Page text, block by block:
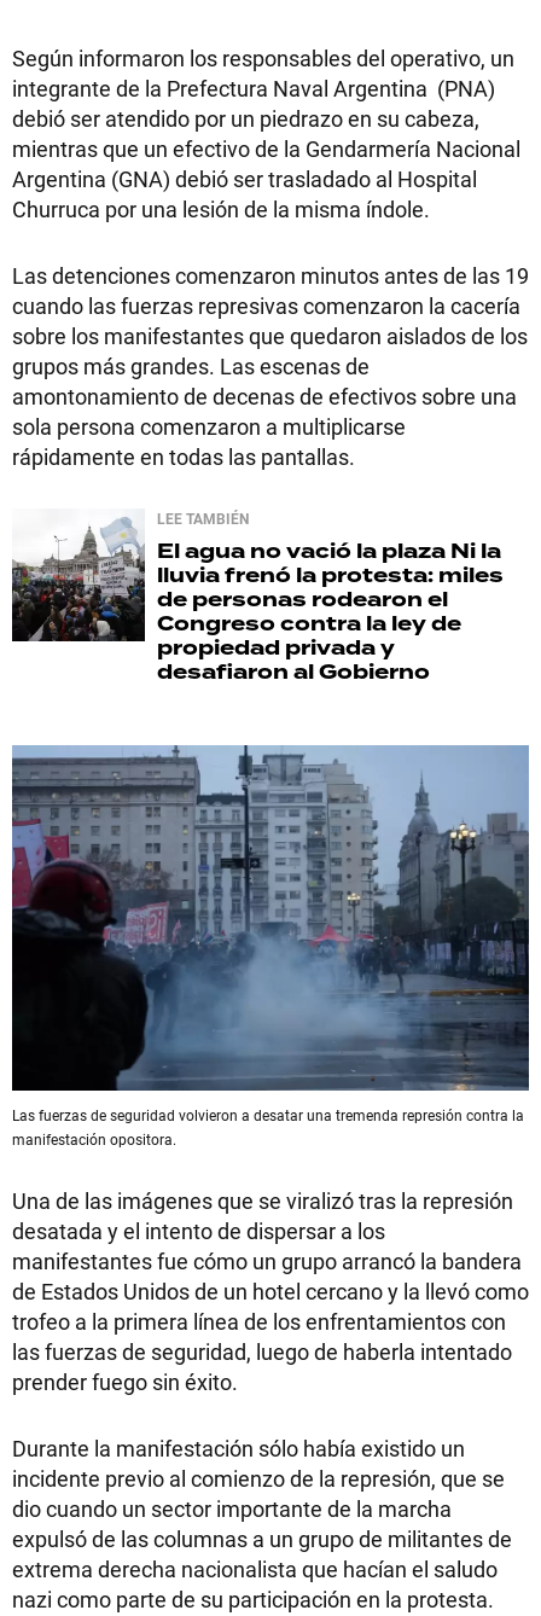
Según informaron los responsables del operativo, un
integrante de la Prefectura Naval Argentina (PNA)
debió ser atendido por un piedrazo en su cabeza,
mientras que un efectivo de la Gendarmería Nacional
Argentina (GNA) debió ser trasladado al Hospital
Churruca por una lesión de la misma índole.
Las detenciones comenzaron minutos antes de las 19
cuando las fuerzas represivas comenzaron la cacería
sobre los manifestantes que quedaron aislados de los
grupos más grandes. Las escenas de
amontonamiento de decenas de efectivos sobre una
sola persona comenzaron a multiplicarse
rápidamente en todas las pantallas.
LEE TAMBIÉN
El agua no vació la plaza Ni la
lluvia frenó la protesta: miles
de personas rodearon el
Congreso contra la ley de
propiedad privada y
desafiaron al Gobierno
Las fuerzas de seguridad volvieron a desatar una tremenda represión contra la
manifestación opositora.
Una de las imágenes que se viralizó tras la represión
desatada y el intento de dispersar a los
manifestantes fue cómo un grupo arrancó la bandera
de Estados Unidos de un hotel cercano y la llevó como
trofeo a la primera línea de los enfrentamientos con
las fuerzas de seguridad, luego de haberla intentado
prender fuego sin éxito.
Durante la manifestación sólo había existido un
incidente previo al comienzo de la represión, que se
dio cuando un sector importante de la marcha
expulsó de las columnas a un grupo de militantes de
extrema derecha nacionalista que hacían el saludo
nazi como parte de su participación en la protesta.